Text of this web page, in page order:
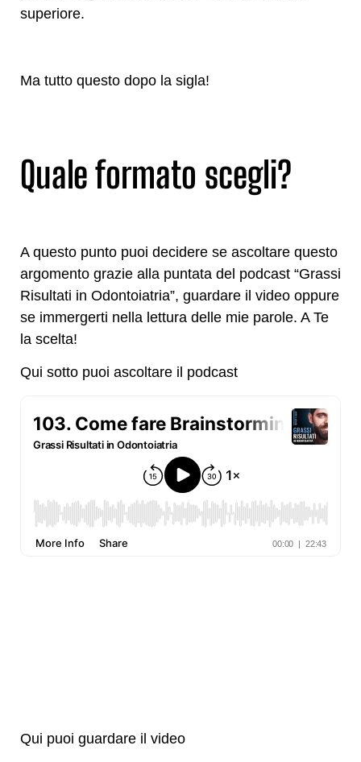
superiore.
Ma tutto questo dopo la sigla!
Quale formato scegli?
A questo punto puoi decidere se ascoltare questo
argomento grazie alla puntata del podcast “Grassi
Risultati in Odontoiatria”, guardare il video oppure
se immergerti nella lettura delle mie parole. A Te
la scelta!
Qui sotto puoi ascoltare il podcast
Qui puoi guardare il video